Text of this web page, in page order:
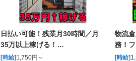
日払い可能！残業月30時間／月
35万以上稼げる！…
[時給] 1,750円～
物流
務！
[時給]